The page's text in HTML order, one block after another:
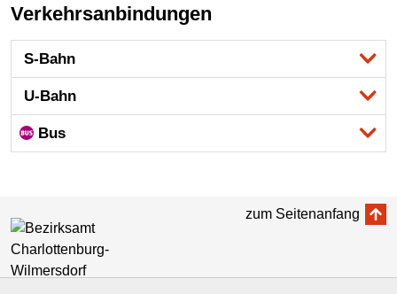
Verkehrsanbindungen
S-Bahn
U-Bahn
Bus
zum Seitenanfang